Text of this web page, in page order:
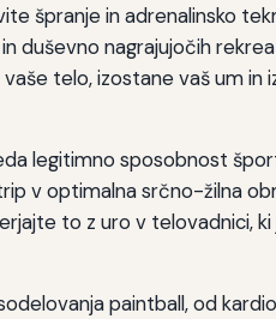
špranje in adrenalinsko
duševno nagrajujočih
telo, izostane vaš um
legitimno sposobnost
v optimalna srčno-žilna
to z uro v telovadnici,
paintball, od